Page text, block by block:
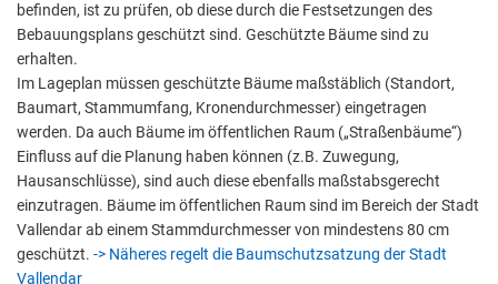
befinden, ist zu prüfen, ob diese durch die Festsetzungen des
Bebauungsplans geschützt sind. Geschützte Bäume sind zu
erhalten.
Im Lageplan müssen geschützte Bäume maßstäblich (Standort,
Baumart, Stammumfang, Kronendurchmesser) eingetragen
werden. Da auch Bäume im öffentlichen Raum („Straßenbäume“)
Einfluss auf die Planung haben können (z.B. Zuwegung,
Hausanschlüsse), sind auch diese ebenfalls maßstabsgerecht
einzutragen. Bäume im öffentlichen Raum sind im Bereich der Stadt
Vallendar ab einem Stammdurchmesser von mindestens 80 cm
geschützt. -> Näheres regelt die Baumschutzsatzung der Stadt
Vallendar